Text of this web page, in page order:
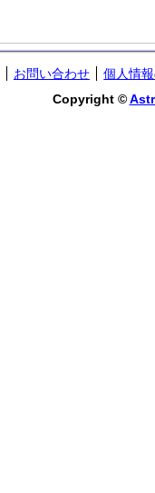
お問い合わせ
個人情
Copyright ©